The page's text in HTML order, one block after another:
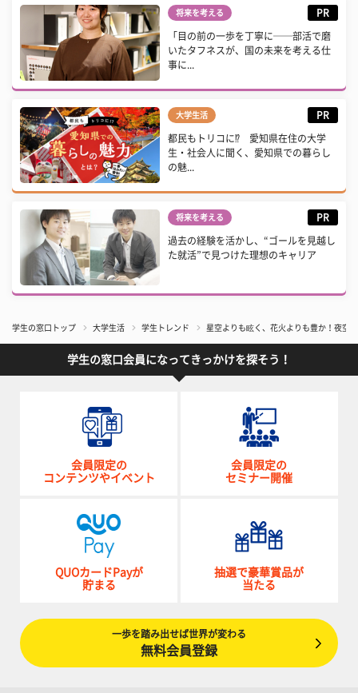
将来を考える PR
「目の前の一歩を丁寧に──部活で磨
いたタフネスが、国の未来を考える仕
事に...
大学生活 PR
都民もトリコに⁉ 愛知県在住の大学
生・社会人に聞く、愛知県での暮らし
の魅...
将来を考える PR
過去の経験を活かし、“ゴールを見越し
た就活”で見つけた理想のキャリア
学生の窓口トップ 大学生活 学生トレンド 星空よりも眩く、花火よりも豊か！夜空
学生の窓口会員になってきっかけを探そう！
会員限定の
コンテンツやイベント
会員限定の
セミナー開催
QUOカードPayが
貯まる
抽選で豪華賞品が
当たる
一歩を踏み出せば世界が変わる
無料会員登録